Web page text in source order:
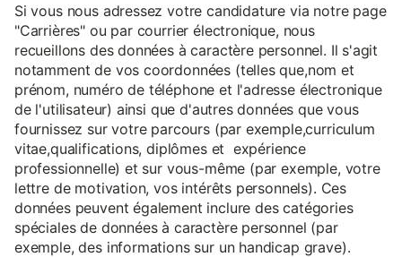
Si vous nous adressez votre candidature via notre page
"Carrières" ou par courrier électronique, nous
recueillons des données à caractère personnel. Il s'agit
notamment de vos coordonnées (telles que,nom et
prénom, numéro de téléphone et l'adresse électronique
de l'utilisateur) ainsi que d'autres données que vous
fournissez sur votre parcours (par exemple,curriculum
vitae,qualifications, diplômes et expérience
professionnelle) et sur vous-même (par exemple, votre
lettre de motivation, vos intérêts personnels). Ces
données peuvent également inclure des catégories
spéciales de données à caractère personnel (par
exemple, des informations sur un handicap grave).